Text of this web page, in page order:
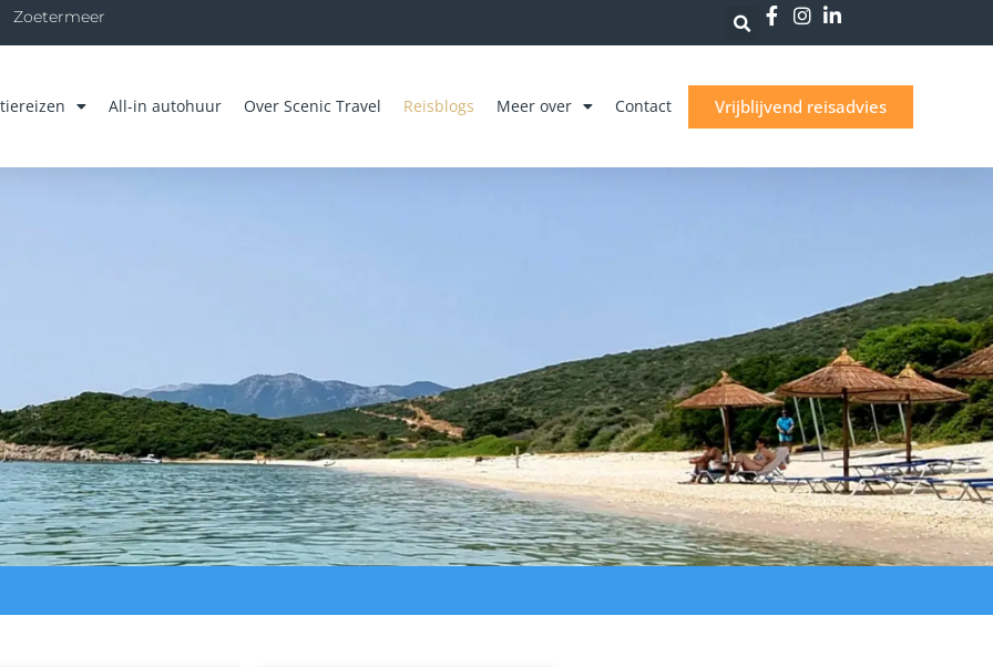
Zoetermeer
All-in autohuur Over Scenic Travel Reisblogs Meer over Contact Vrijblijvend reisadvies